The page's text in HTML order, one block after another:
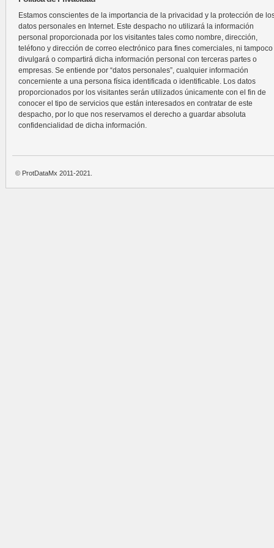
Estamos conscientes de la importancia de la privacidad y la protección de
datos personales en Internet. Este despacho no utilizará la información
personal proporcionada por los visitantes tales como nombre, dirección,
teléfono y dirección de correo electrónico para fines comerciales, ni tampoco
divulgará o compartirá dicha información personal con terceras partes o
empresas. Se entiende por “datos personales”, cualquier información
concerniente a una persona física identificada o identificable. Los datos
proporcionados por los visitantes serán utilizados únicamente con el fin de
conocer el tipo de servicios que están interesados en contratar de este
despacho, por lo que nos reservamos el derecho a guardar absoluta
confidencialidad de dicha información.
© ProtDataMx 2011-2021.